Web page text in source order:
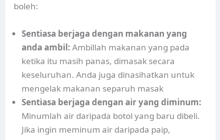
boleh:
Sentiasa berjaga dengan makanan yang
anda ambil: Ambillah makanan yang pada
ketika itu masih panas, dimasak secara
keseluruhan. Anda juga dinasihatkan untuk
mengelak makanan separuh masak
Sentiasa berjaga dengan air yang diminum:
Minumlah air daripada botol yang baru dibeli.
Jika ingin meminum air daripada paip,